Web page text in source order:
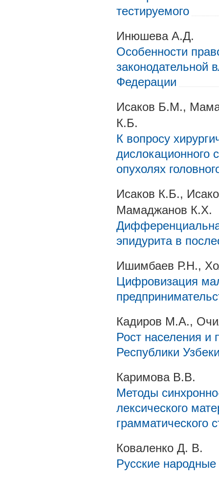
тестируемого
Инюшева А.Д.
Особенности
законодательной
Федерации
Исаков Б.М.,
К.Б.
К вопросу
дислокационного
опухолях
Исаков К.Б.,
Мамаджанов К.Х.
эпидурита в
Ишимбаев Р.Н.,
Цифровизация
Кадиров М.А.,
Рост населения и
Республики
Каримова В.В.
Методы
лексического
грамматического
Коваленко Д. В.
Русские народные